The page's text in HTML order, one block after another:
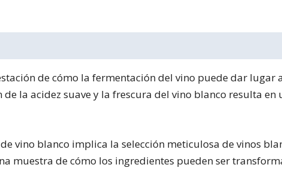
de cómo la fermentación del vino puede dar lugar
la acidez suave y la frescura del vino blanco resulta
vino blanco implica la selección meticulosa de vinos
muestra de cómo los ingredientes pueden ser